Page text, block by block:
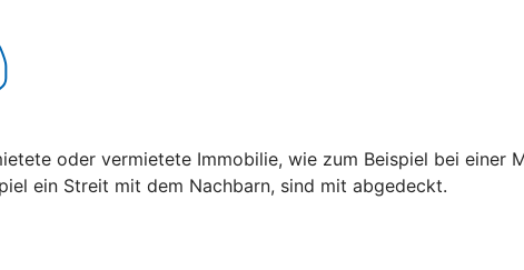
oder vermietete Immobilie, wie zum Beispiel bei einer
ein Streit mit dem Nachbarn, sind mit abgedeckt.